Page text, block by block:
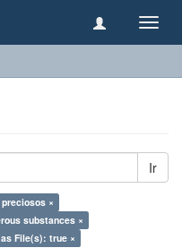
Ir
×
substances ×
File(s): true ×